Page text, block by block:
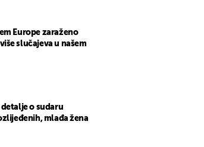
Europe zaraženo
slučajeva u našem
o sudaru
mlađa žena